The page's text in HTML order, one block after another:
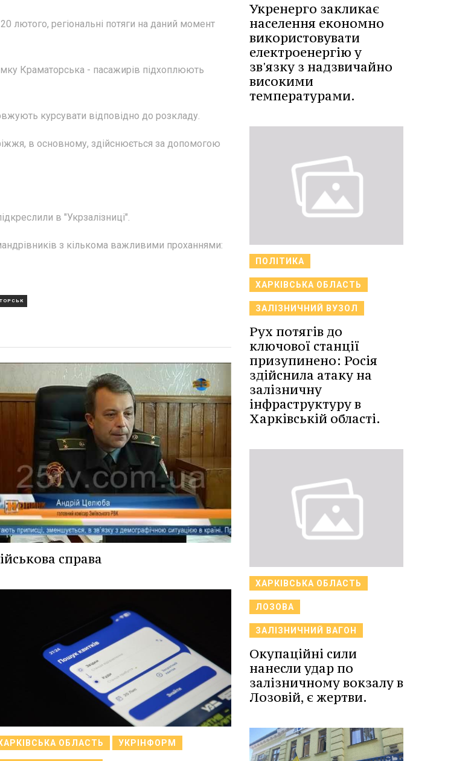
лютого, регіональні потяги на даний момент
Краматорська - пасажирів підхоплюють
курсувати відповідно до розкладу.
в основному, здійснюється за допомогою
в "Укрзалізниці".
з кількома важливими проханнями:
справа
ОБЛАСТЬ УКРІНФОРМ
Укренерго закликає
населення економно
використовувати
електроенергію у
зв'язку з надзвичайно
високими
температурами.
ПОЛІТИКА
ХАРКІВСЬКА ОБЛАСТЬ
ЗАЛІЗНИЧНИЙ ВУЗОЛ
Рух потягів до
ключової станції
призупинено: Росія
здійснила атаку на
залізничну
інфраструктуру в
Харківській області.
ХАРКІВСЬКА ОБЛАСТЬ
ЛОЗОВА
ЗАЛІЗНИЧНИЙ ВАГОН
Окупаційні сили
нанесли удар по
залізничному вокзалу в
Лозовій, є жертви.